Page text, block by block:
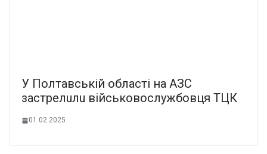
У Полтавській області на АЗС
застрелuлu військовослужбовця ТЦК
01.02.2025